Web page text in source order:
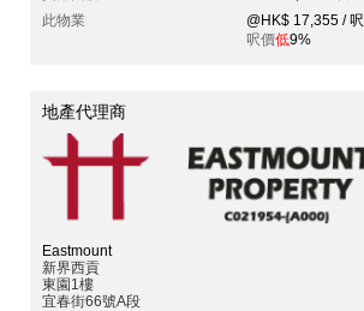
此物業
@HK$ 17,355 / 呎
呎價低9%
地產代理商
Eastmount
新界西貢
東園1樓
宜春街66號A段